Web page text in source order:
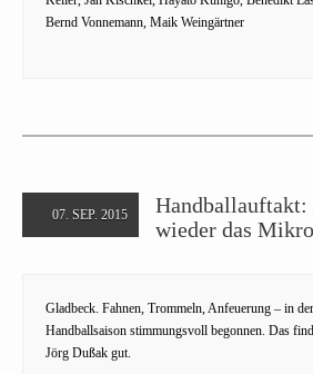
Bernd Vonnemann, Maik Weingärtner
07. SEP. 2015
Handballauftakt:
wieder das
Gladbeck. Fahnen, Trommeln, Anfeuerung – in
Handballsaison stimmungsvoll begonnen. Das
Jörg Dußak gut.